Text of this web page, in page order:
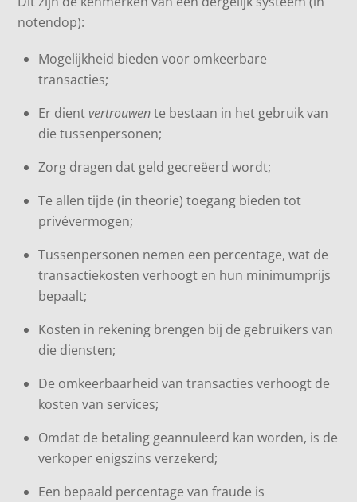
notendop):
Mogelijkheid bieden voor omkeerbare
transacties;
Er dientvertrouwente bestaan in het gebruik van
die tussenpersonen;
Zorg dragen dat geld gecreëerd wordt;
Te allen tijde (in theorie) toegang bieden tot
privévermogen;
Tussenpersonen nemen een percentage, wat de
transactiekosten verhoogt en hun minimumprijs
bepaalt;
Kosten in rekening brengen bij de gebruikers van
die diensten;
De omkeerbaarheid van transacties verhoogt de
kosten van services;
Omdat de betaling geannuleerd kan worden, is de
verkoper enigszins verzekerd;
Een bepaald percentage van fraude is